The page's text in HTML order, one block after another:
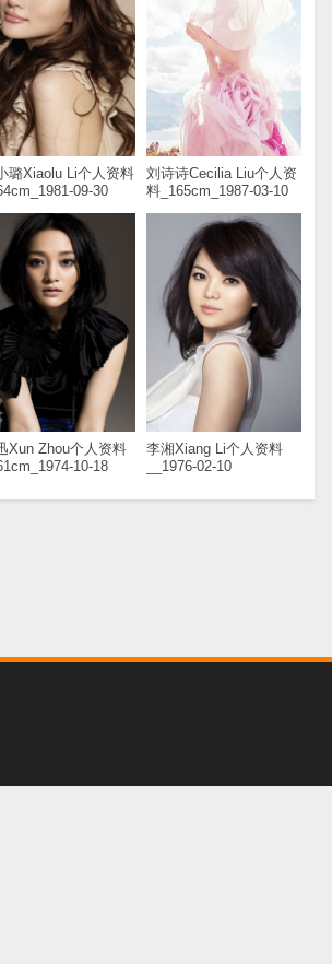
璐Xiaolu Li个人资料
09-30
刘诗诗Cecilia Liu个人资
料_165cm_1987-03-10
Xun Zhou个人资料
10-18
李湘Xiang Li个人资料
__1976-02-10